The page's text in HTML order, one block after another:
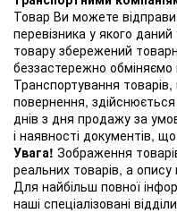
Товар Ви можете
перевізника у якого
товару збережений
беззастережно
Транспортування
повернення,
днів з дня продажу за
і наявності документів,
Увага! Зображення
реальних товарів, а
Для найбільш повної
наші спеціалізовані